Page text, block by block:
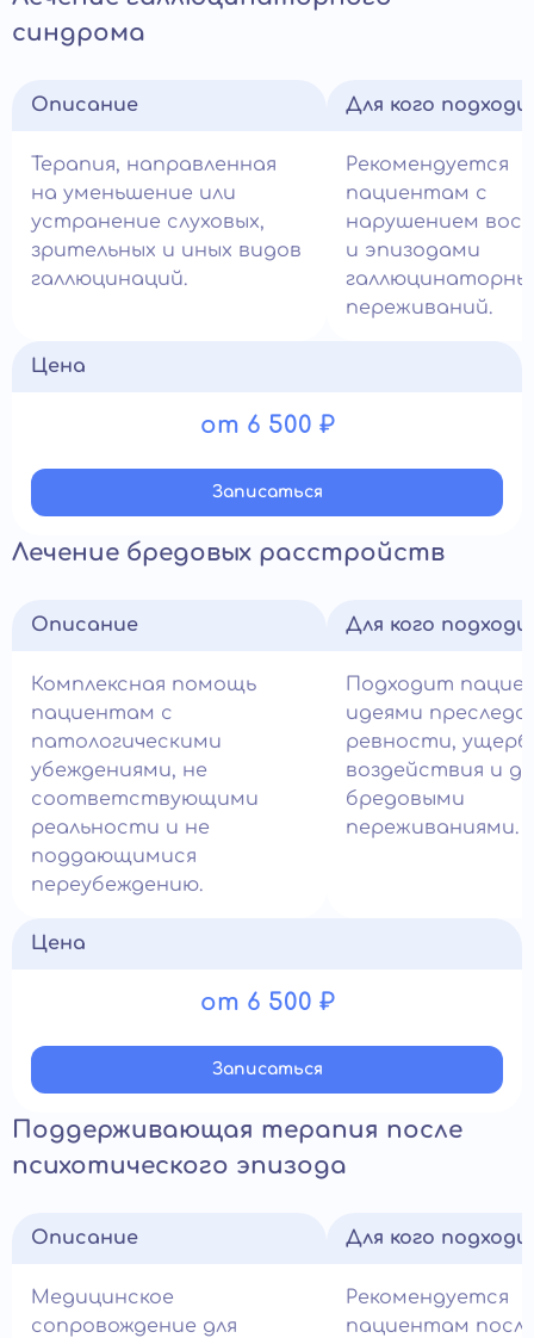
синдрома
Описание
Терапия, направленная
на уменьшение или
устранение слуховых,
зрительных и иных видов
галлюцинаций.
Для кого
Рекомендуется
пациентам с
нарушением
и эпизодами
переживаний.
Цена
от 6 500 ₽
Записатьcя
Лечение бредовых расстройств
Описание
Комплексная помощь
пациентам с
патологическими
убеждениями, не
соответствующими
реальности и не
поддающимися
переубеждению.
Для кого
Подходит
идеями
ревности,
воздействия и
бредовыми
переживаниями.
Цена
от 6 500 ₽
Записатьcя
Поддерживающая терапия после
психотического эпизода
Описание
Медицинское
сопровождение для
Для кого
Рекомендуется
пациентам